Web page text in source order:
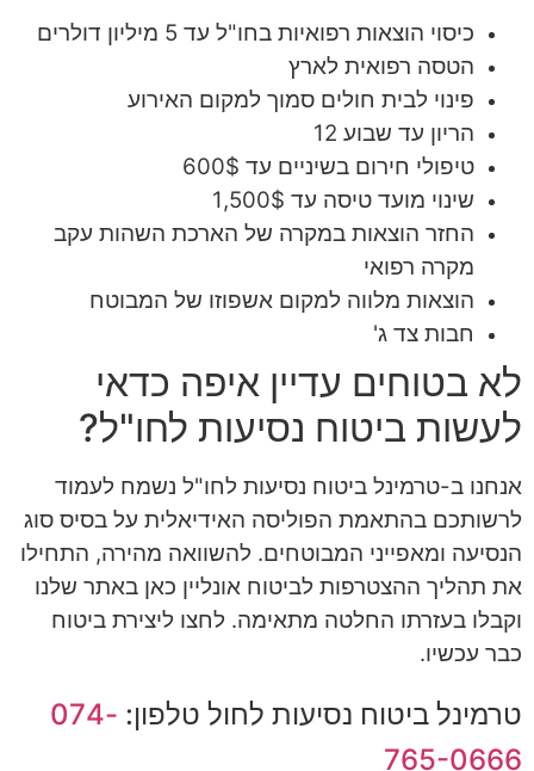
כיסוי הוצאות רפואיות בחו"ל עד 5 מיליון דולרים
הטסה רפואית לארץ
פינוי לבית חולים סמוך למקום האירוע
הריון עד שבוע 12
טיפולי חירום בשיניים עד 600$
שינוי מועד טיסה עד 1,500$
החזר הוצאות במקרה של הארכת השהות עקב
מקרה רפואי
הוצאות מלווה למקום אשפוזו של המבוטח
חבות צד ג'
לא בטוחים עדיין איפה כדאי
לעשות ביטוח נסיעות לחו"ל?
אנחנו ב-טרמינל ביטוח נסיעות לחו"ל נשמח לעמוד
לרשותכם בהתאמת הפוליסה האידיאלית על בסיס סוג
הנסיעה ומאפייני המבוטחים. להשוואה מהירה, התחילו
את תהליך ההצטרפות לביטוח אונליין כאן באתר שלנו
וקבלו בעזרתו החלטה מתאימה. לחצו ליצירת ביטוח
כבר עכשיו.
טרמינל ביטוח נסיעות לחול טלפון: 074-
765-0666